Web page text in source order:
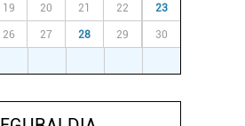
19 20 21 22 23
26 27 28 29 30